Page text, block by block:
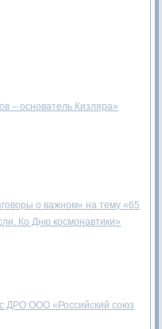
– основатель Кизляра»
о важном» на тему «65
Ко Дню космонавтики»
ДРО ООО «Российский союз